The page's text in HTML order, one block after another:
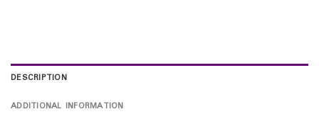
DESCRIPTION
ADDITIONAL INFORMATION